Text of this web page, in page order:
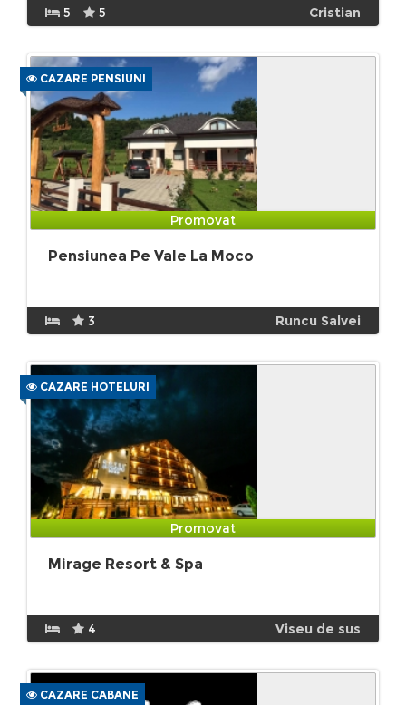
5 5 Cristian
CAZARE PENSIUNI
Promovat
Pensiunea Pe Vale La Moco
3 Runcu Salvei
CAZARE HOTELURI
Promovat
Mirage Resort & Spa
4 Viseu de sus
CAZARE CABANE